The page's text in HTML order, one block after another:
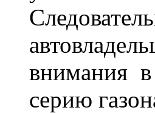
внимания
серию